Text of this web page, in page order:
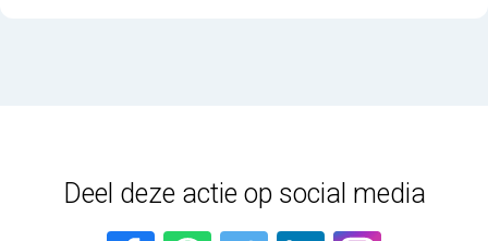
Deel deze actie op social media